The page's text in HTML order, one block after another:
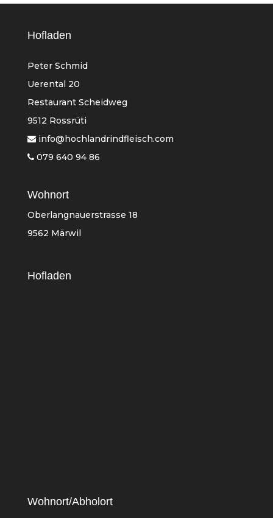
Hofladen
Peter Schmid
Uerental 20
Restaurant Scheidweg
9512 Rossrüti
info@hochlandrindfleisch.com
079 640 94 86
Wohnort
Oberlangnauerstrasse 18
9562 Märwil
Hofladen
Wohnort/Abholort